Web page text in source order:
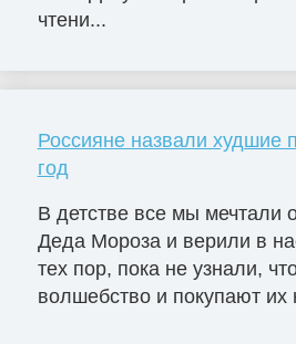
чтени...
Россияне назвали худшие
год
В детстве все мы мечтали
Деда Мороза и верили в
тех пор, пока не узнали,
волшебство и покупают их